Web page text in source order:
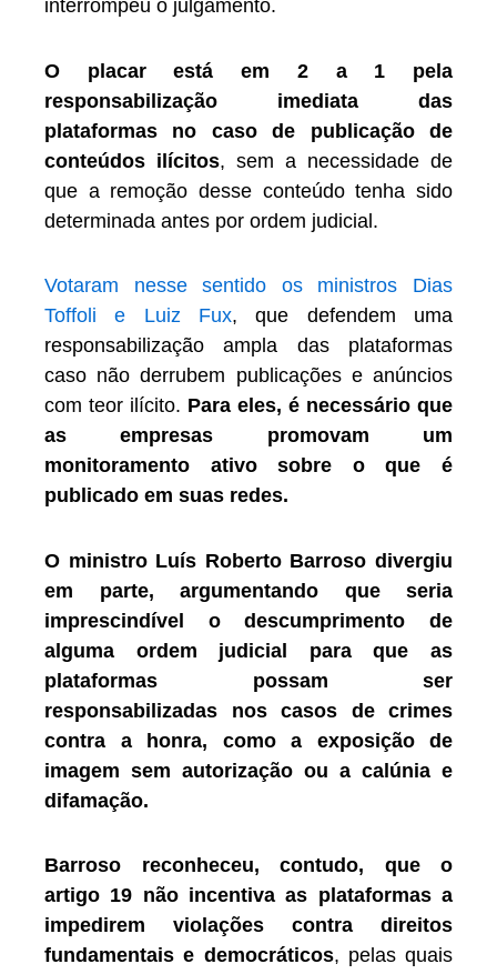
interrompeu o julgamento.
O placar está em 2 a 1 pela
responsabilização imediata das
plataformas no caso de publicação de
conteúdos ilícitos, sem a necessidade de
que a remoção desse conteúdo tenha sido
determinada antes por ordem judicial.
Votaram nesse sentido os ministros Dias
Toffoli e Luiz Fux, que defendem uma
responsabilização ampla das plataformas
caso não derrubem publicações e anúncios
com teor ilícito. Para eles, é necessário que
as empresas promovam um
monitoramento ativo sobre o que é
publicado em suas redes.
O ministro Luís Roberto Barroso divergiu
em parte, argumentando que seria
imprescindível o descumprimento de
alguma ordem judicial para que as
plataformas possam ser
responsabilizadas nos casos de crimes
contra a honra, como a exposição de
imagem sem autorização ou a calúnia e
difamação.
Barroso reconheceu, contudo, que o
artigo 19 não incentiva as plataformas a
impedirem violações contra direitos
fundamentais e democráticos, pelas quais